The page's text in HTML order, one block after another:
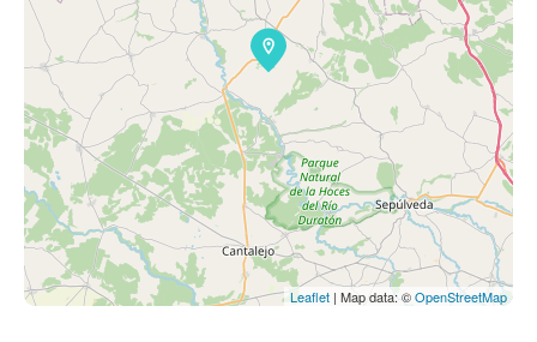
Leaflet | Map data: ©OpenStreetMap